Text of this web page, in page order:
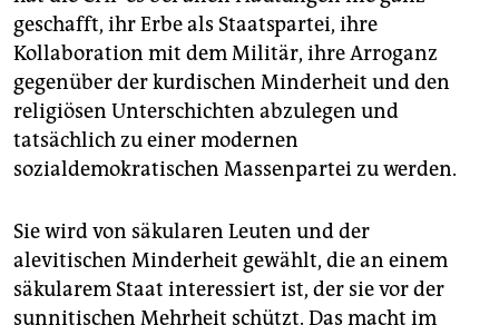
geschafft, ihr Erbe als Staatspartei, ihre
Kollaboration mit dem Militär, ihre Arroganz
gegenüber der kurdischen Minderheit und den
religiösen Unterschichten abzulegen und
tatsächlich zu einer modernen
sozialdemokratischen Massenpartei zu werden.
Sie wird von säkularen Leuten und der
alevitischen Minderheit gewählt, die an einem
säkularem Staat interessiert ist, der sie vor der
sunnitischen Mehrheit schützt. Das macht im